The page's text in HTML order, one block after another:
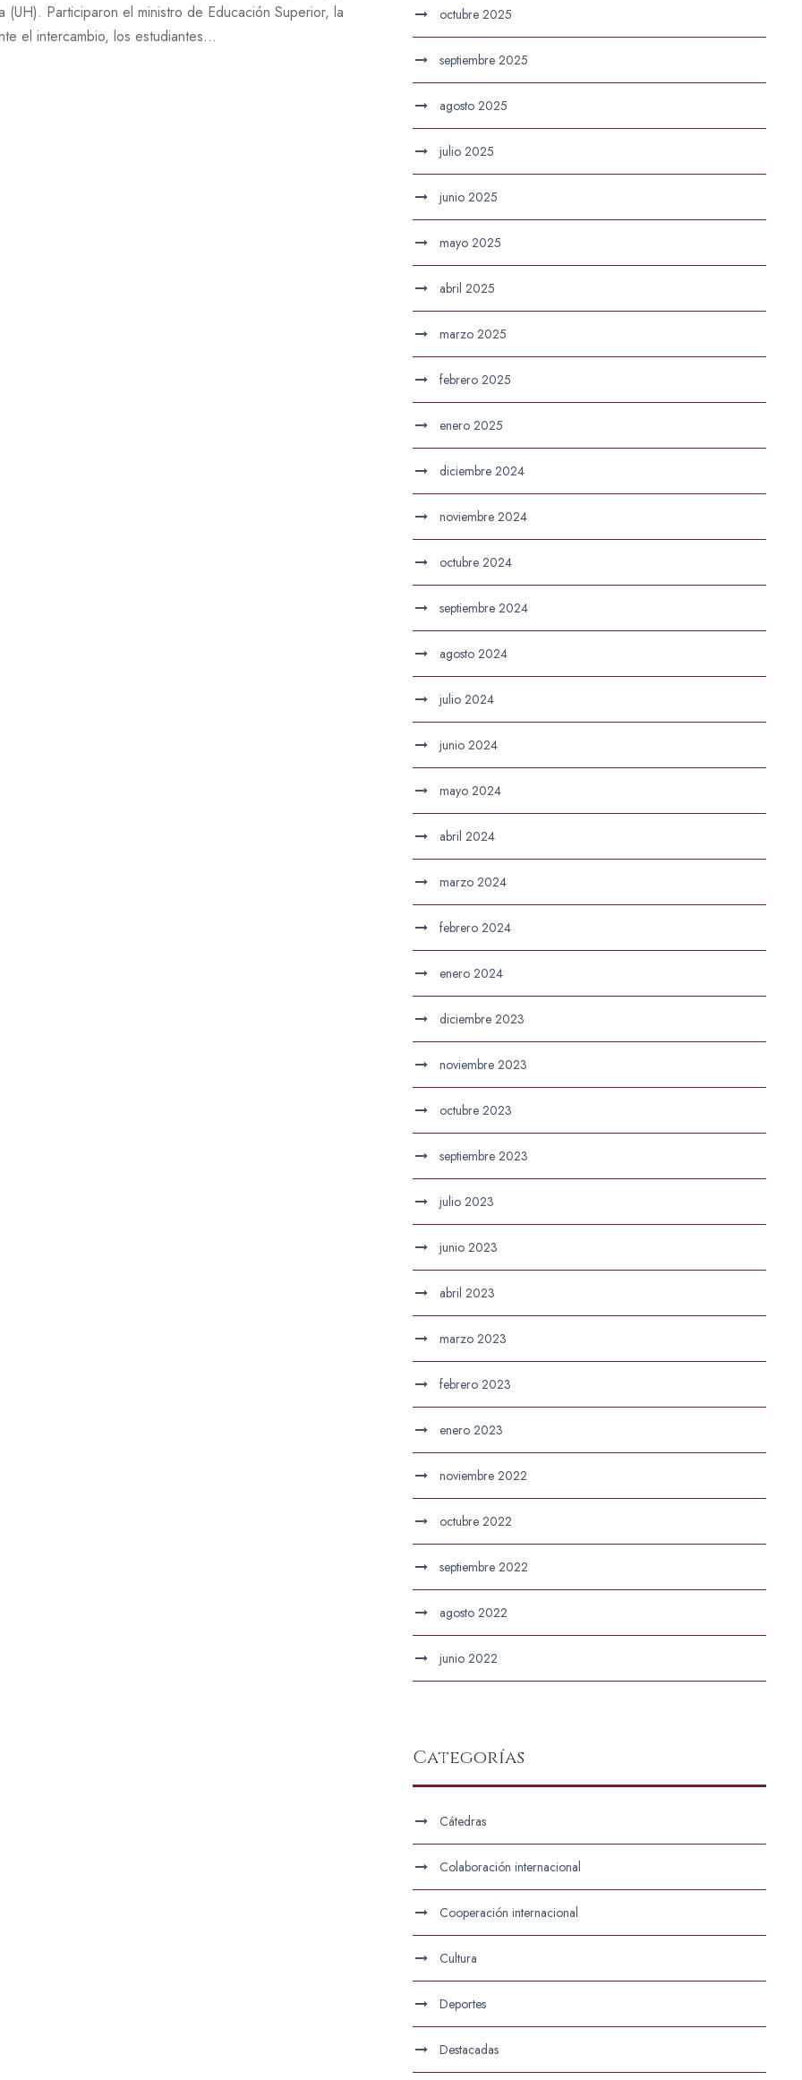
Participaron el ministro de Educación Superior, la
el intercambio, los estudiantes...
octubre 2025
septiembre 2025
agosto 2025
julio 2025
junio 2025
mayo 2025
abril 2025
marzo 2025
febrero 2025
enero 2025
diciembre 2024
noviembre 2024
octubre 2024
septiembre 2024
agosto 2024
julio 2024
junio 2024
mayo 2024
abril 2024
marzo 2024
febrero 2024
enero 2024
diciembre 2023
noviembre 2023
octubre 2023
septiembre 2023
julio 2023
junio 2023
abril 2023
marzo 2023
febrero 2023
enero 2023
noviembre 2022
octubre 2022
septiembre 2022
agosto 2022
junio 2022
Categorías
Cátedras
Colaboración internacional
Cooperación internacional
Cultura
Deportes
Destacadas